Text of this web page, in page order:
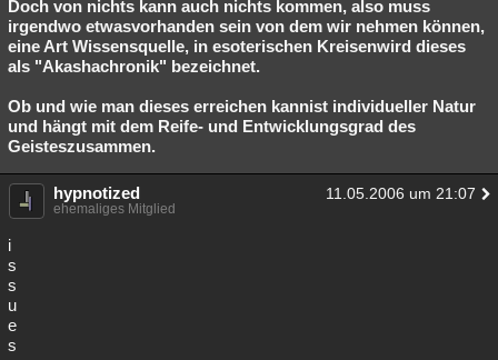
Doch von nichts kann auch nichts kommen, also muss
irgendwo etwasvorhanden sein von dem wir nehmen können,
eine Art Wissensquelle, in esoterischen Kreisenwird dieses
als "Akashachronik" bezeichnet.
Ob und wie man dieses erreichen kannist individueller Natur
und hängt mit dem Reife- und Entwicklungsgrad des
Geisteszusammen.
hypnotized 11.05.2006 um 21:07
ehemaliges Mitglied
i
s
s
u
e
s